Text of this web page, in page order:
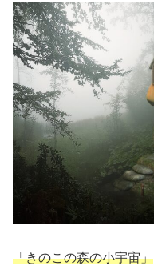
「きのこの森の小宇宙」